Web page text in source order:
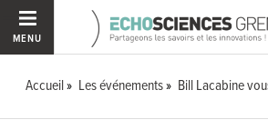
MENU
Accueil Les événements Bill Lacabine